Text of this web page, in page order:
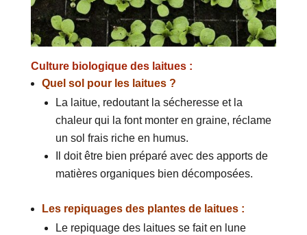
Culture biologique des laitues :
Quel sol pour les laitues ?
La laitue, redoutant la sécheresse et la
chaleur qui la font monter en graine, réclame
un sol frais riche en humus.
Il doit être bien préparé avec des apports de
matières organiques bien décomposées.
Les repiquages des plantes de laitues :
Le repiquage des laitues se fait en lune